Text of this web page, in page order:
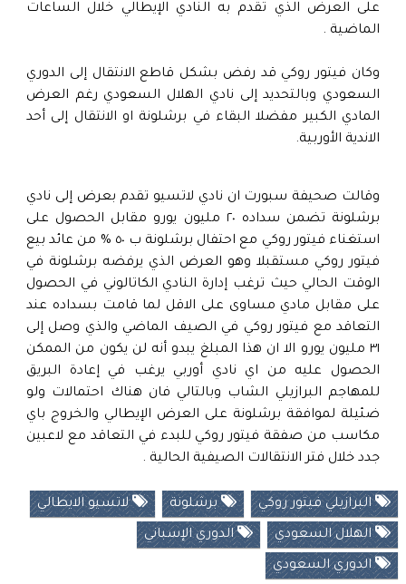
على العرض الذي تقدم به النادي الإيطالي خلال الساعات
الماضية .
وكان فيتور روكي قد رفض بشكل قاطع الانتقال إلى الدوري
السعودي وبالتحديد إلى نادي الهلال السعودي رغم العرض
المادي الكبير مفضلا البقاء في برشلونة او الانتقال إلى أحد
الاندية الأوربية.
وقالت صحيفة سبورت ان نادي لاتسيو تقدم بعرض إلى نادي
برشلونة تضمن سداده ٢٠ مليون يورو مقابل الحصول على
استغناء فيتور روكي مع احتفال برشلونة ب ٥٠ % من عائد بيع
فيتور روكي مستقبلا وهو العرض الذي يرفضه برشلونة في
الوقت الحالي حيث ترغب إدارة النادي الكاتالوني في الحصول
على مقابل مادي مساوى على الاقل لما قامت بسداده عند
التعاقد مع فيتور روكي في الصيف الماضي والذي وصل إلى
٣١ مليون يورو الا ان هذا المبلغ يبدو أنه لن يكون من الممكن
الحصول عليه من اي نادي أوربي يرغب في إعادة البريق
للمهاجم البرازيلي الشاب وبالتالي فان هناك احتمالات ولو
ضئيلة لموافقة برشلونة على العرض الإيطالي والخروج باي
مكاسب من صفقة فيتور روكي للبدء في التعاقد مع لاعبين
جدد خلال فتر الانتقالات الصيفية الحالية .
البرازيلي فيتور روكي برشلونة لاتسيو الايطالي
الهلال السعودي الدوري الإسباني
الدوري السعودي